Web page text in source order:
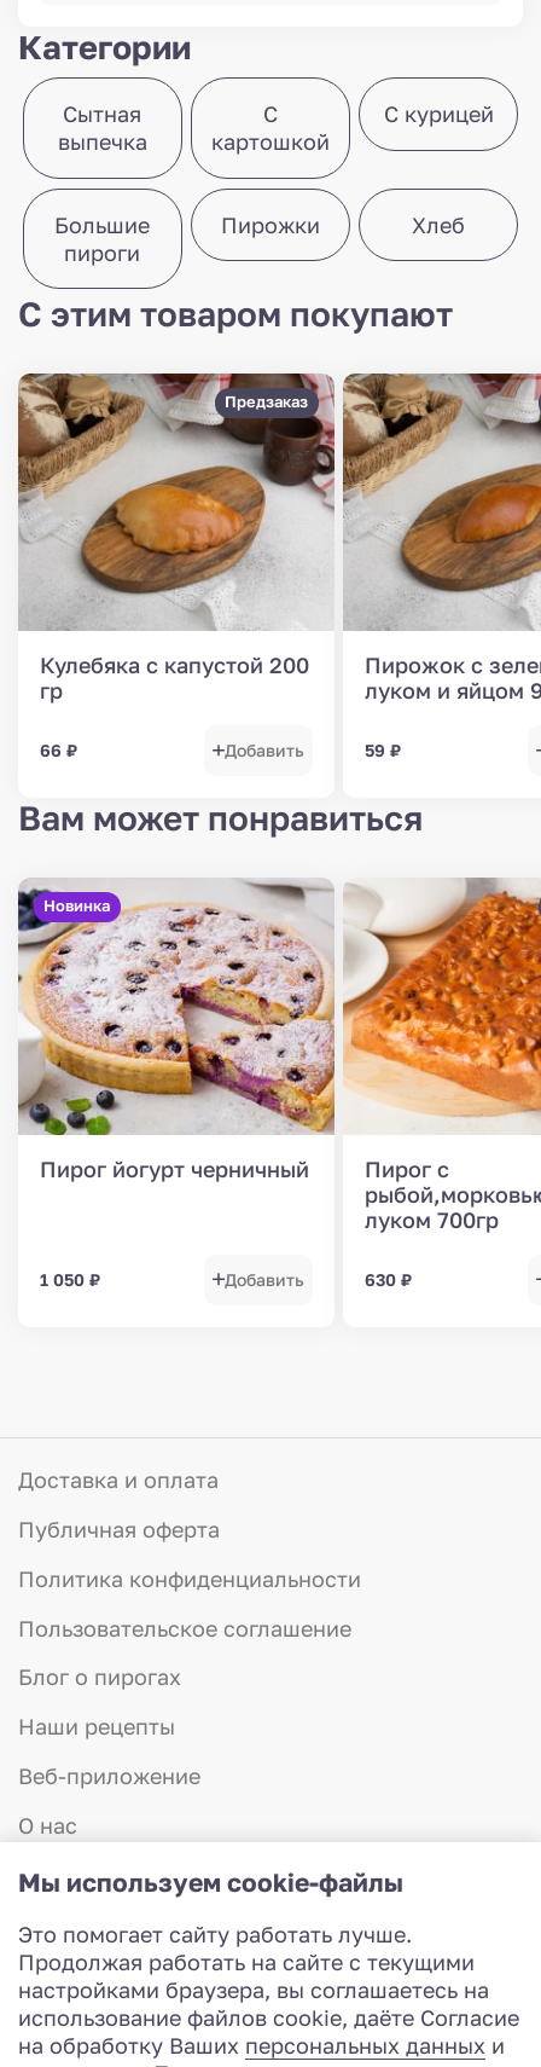
Категории
Сытная
выпечка
С
картошкой
С курицей
Большие
пироги
Пирожки Хлеб
С этим товаром покупают
Предзаказ
Кулебяка с капустой 200
гр
66 ₽ Добавить
Пирожок с
луком и яйцом
59 ₽
Вам может понравиться
Новинка
Пирог йогурт черничный
1 050 ₽ Добавить
Пирог с
луком 700гр
630 ₽
© 2026 Красная шапочка - доставка пирогов
Доставка и оплата
Публичная оферта
Политика конфиденциальности
Пользовательское соглашение
Блог о пирогах
Наши рецепты
Веб-приложение
О нас
Отзывы
Контакты
8 (831) 423-57-75
Работаем с 8:00 до 20:00
Разработка сайта
Мы используем cookie-файлы
Это помогает сайту работать лучше.
Продолжая работать на сайте с текущими
настройками браузера, вы соглашаетесь на
использование файлов cookie, даёте Согласие
на обработку Ваших персональных данных и